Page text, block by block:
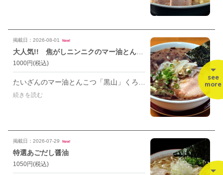
掲載日：2026-08-01 New!
大人気!! 焦がしニンニクのマー油とんこつ
1000円(税込)
たいざんのマー油とんこつ「黒山」くろやま 自家製とんこつスープと焦しニンニクのコク深いラーメンです。
続きを読む
see
more
掲載日：2026-07-29 New!
特選あごだし醤油
1050円(税込)